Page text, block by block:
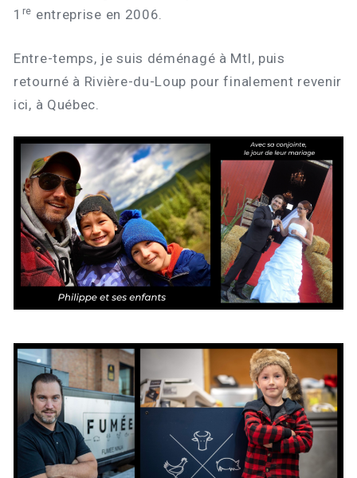
1 re entreprise en 2006.
Entre-temps, je suis déménagé à Mtl, puis
retourné à Rivière-du-Loup pour finalement revenir
ici, à Québec.